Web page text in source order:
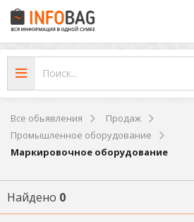
Все обьявления
Продаж
Промышленное оборудование
Маркировочное оборудование
Найдено 0